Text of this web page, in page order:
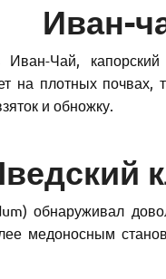
Иван-
Чай,
на плотных
и обножку.
обнаруживал
медоносным